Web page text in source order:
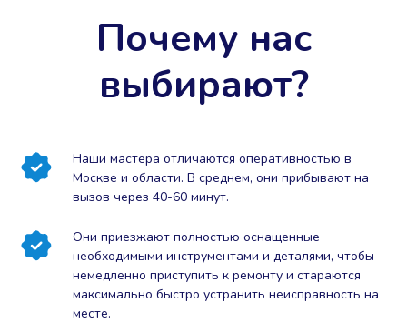
Почему нас
выбирают?
Наши мастера отличаются оперативностью в
Москве и области. В среднем, они прибывают на
вызов через 40-60 минут.
Они приезжают полностью оснащенные
необходимыми инструментами и деталями, чтобы
немедленно приступить к ремонту и стараются
максимально быстро устранить неисправность на
месте.